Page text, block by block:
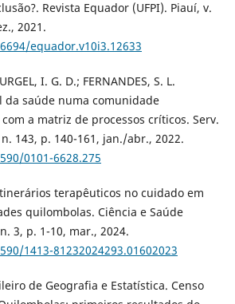
Revista Equador (UFPI). Piauí, v.
2021.
equador.v10i3.12633
I. G. D.; FERNANDES, S. L.
da saúde numa comunidade
a matriz de processos críticos. Serv.
n. 143, p. 140-161, jan./abr., 2022.
0101-6628.275
terapêuticos no cuidado em
quilombolas. Ciência e Saúde
3, p. 1-10, mar., 2024.
1413-81232024293.01602023
de Geografia e Estatística. Censo